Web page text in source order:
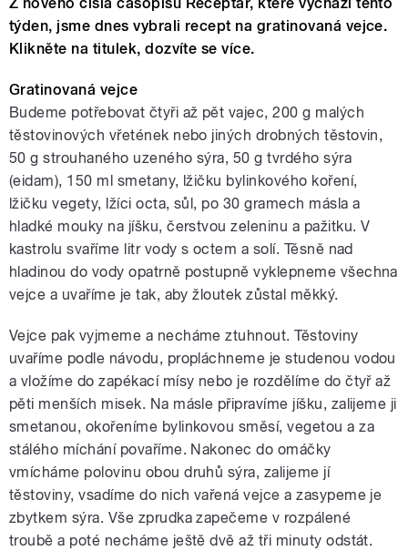
týden, jsme dnes vybrali recept na gratinovaná vejce.
Klikněte na titulek, dozvíte se více.
Gratinovaná vejce
Budeme potřebovat čtyři až pět vajec, 200 g malých
těstovinových vřetének nebo jiných drobných těstovin,
50 g strouhaného uzeného sýra, 50 g tvrdého sýra
(eidam), 150 ml smetany, lžičku bylinkového koření,
lžičku vegety, lžíci octa, sůl, po 30 gramech másla a
hladké mouky na jíšku, čerstvou zeleninu a pažitku. V
kastrolu svaříme litr vody s octem a solí. Těsně nad
hladinou do vody opatrně postupně vyklepneme všechna
vejce a uvaříme je tak, aby žloutek zůstal měkký.
Vejce pak vyjmeme a necháme ztuhnout. Těstoviny
uvaříme podle návodu, propláchneme je studenou vodou
a vložíme do zapékací mísy nebo je rozdělíme do čtyř až
pěti menších misek. Na másle připravíme jíšku, zalijeme ji
smetanou, okořeníme bylinkovou směsí, vegetou a za
stálého míchání povaříme. Nakonec do omáčky
vmícháme polovinu obou druhů sýra, zalijeme jí
těstoviny, vsadíme do nich vařená vejce a zasypeme je
zbytkem sýra. Vše zprudka zapečeme v rozpálené
troubě a poté necháme ještě dvě až tři minuty odstát.